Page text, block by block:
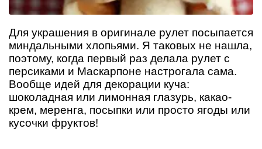
Для украшения в оригинале рулет посыпается
миндальными хлопьями. Я таковых не нашла,
поэтому, когда первый раз делала рулет с
персиками и Маскарпоне настрогала сама.
Вообще идей для декорации куча:
шоколадная или лимонная глазурь, какао-
крем, меренга, посыпки или просто ягоды или
кусочки фруктов!